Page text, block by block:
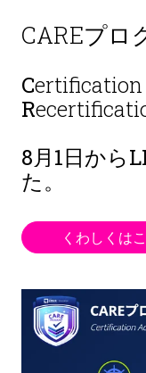
CAREプロ
Certification
R
8月1日から
た。
くわしくは